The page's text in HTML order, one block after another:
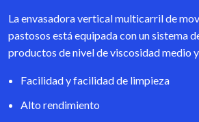
La envasadora vertical multicarril de
pastosos está equipada con un sistema
productos de nivel de viscosidad medio
Facilidad y facilidad de limpieza
Alto rendimiento